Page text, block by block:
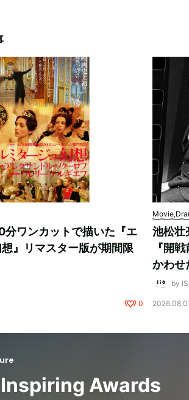
分ワンカットで描いた『エ
』リマスター版が期間限
0
池松壮
『開
かわせ
by
Awards